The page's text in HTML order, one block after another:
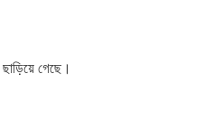
গেছে।